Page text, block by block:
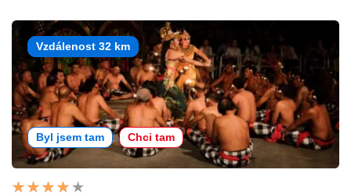
Vzdálenost 32 km
Byl jsem tam Chci tam